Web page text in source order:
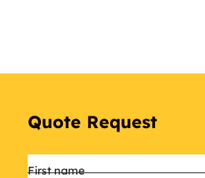
Quote Request
Name*
First name